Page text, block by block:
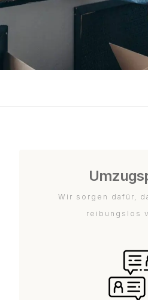
Wir sorgen dafür,
reibungslos